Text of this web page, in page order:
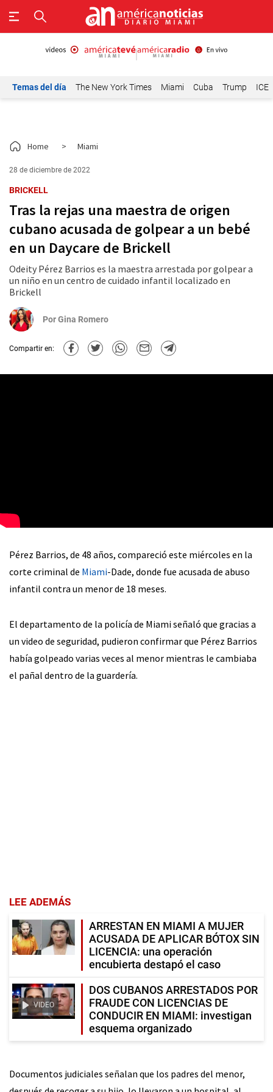
Temas del día The New York Times Miami Cuba Trump ICE
Home > Miami
28 de diciembre de 2022
BRICKELL
Tras la rejas una maestra de origen
cubano acusada de golpear a un bebé
en un Daycare de Brickell
Odeity Pérez Barrios es la maestra arrestada por golpear a
un niño en un centro de cuidado infantil localizado en
Brickell
PorGina Romero
Compartir en:
Pérez Barrios, de 48 años, compareció este miércoles en la
corte criminal de Miami-Dade, donde fue acusada de abuso
infantil contra un menor de 18 meses.
El departamento de la policía de Miami señaló que gracias a
un video de seguridad, pudieron confirmar que Pérez Barrios
había golpeado varias veces al menor mientras le cambiaba
el pañal dentro de la guardería.
LEE ADEMÁS
ARRESTAN EN MIAMI A MUJER
ACUSADA DE APLICAR BÓTOX SIN
LICENCIA: una operación
encubierta destapó el caso
VIDEO
DOS CUBANOS ARRESTADOS POR
FRAUDE CON LICENCIAS DE
CONDUCIR EN MIAMI: investigan
esquema organizado
Documentos judiciales señalan que los padres del menor,